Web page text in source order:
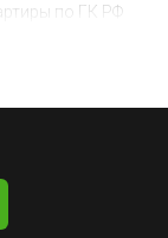
по ГК РФ